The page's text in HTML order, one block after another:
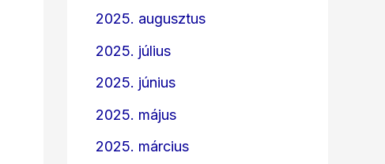
2025. augusztus
2025. július
2025. június
2025. május
2025. március